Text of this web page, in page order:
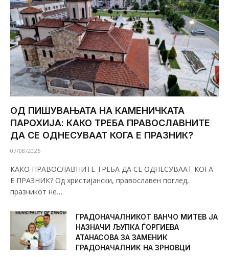
ОД ПИШУВАЊАТА НА КАМЕНИЧКАТА
ПАРОХИЈА: КАКО ТРЕБА ПРАВОСЛАВНИТЕ
ДА СЕ ОДНЕСУВААТ КОГА Е ПРАЗНИК?
07/08/2026
КАКО ПРАВОСЛАВНИТЕ ТРЕБА ДА СЕ ОДНЕСУВААТ КОГА
Е ПРАЗНИК? Од христијански, православен поглед,
празникот не…
ГРАДОНАЧАЛНИКОТ ВАНЧО МИТЕВ ЈА
НАЗНАЧИ ЉУПКА ЃОРГИЕВА
АТАНАСОВА ЗА ЗАМЕНИК
ГРАДОНАЧАЛНИК НА ЗРНОВЦИ